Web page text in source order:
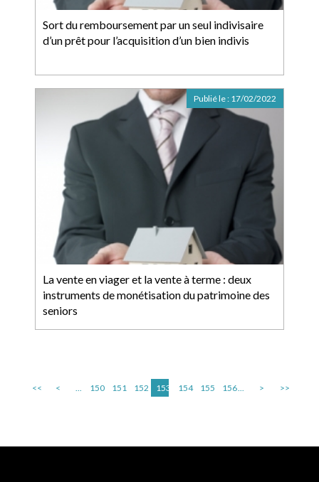
Sort du remboursement par un seul indivisaire
d’un prêt pour l’acquisition d’un bien indivis
La vente en viager et la vente à terme : deux
instruments de monétisation du patrimoine des
seniors
Publié le : 17/02/2022
<< < ... 150 151 152 153 154 155 156... > >>